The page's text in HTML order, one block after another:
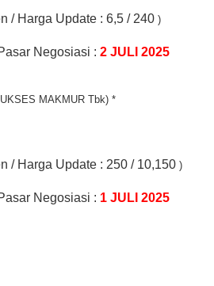
/ Harga Update : 6,5 / 240 )
Negosiasi : 2 JULI 2025
MAKMUR Tbk) *
/ Harga Update : 250 / 10,150 )
Negosiasi : 1 JULI 2025